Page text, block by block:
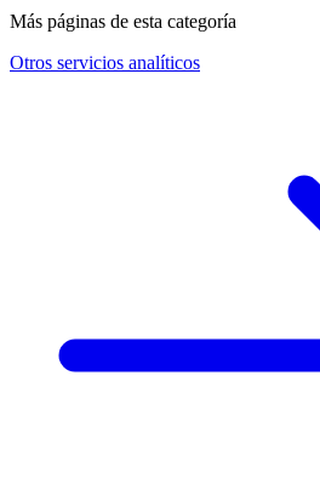
Más páginas de esta categoría
Otros servicios analíticos